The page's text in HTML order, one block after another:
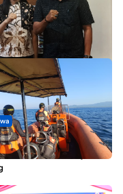
Utara di Gita Bahana
Bertabrakan di
Taliabu, Satu Nelayan